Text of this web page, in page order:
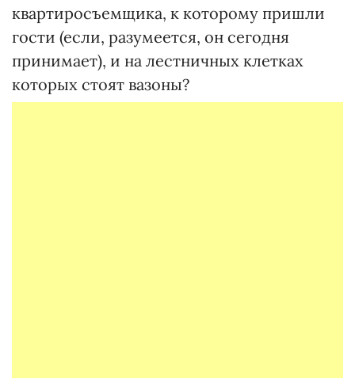
квартиросъемщика, к которому пришли
гости (если, разумеется, он сегодня
принимает), и на лестничных клетках
которых стоят вазоны?